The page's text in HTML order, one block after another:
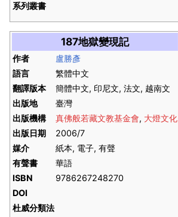
系列叢書
187地獄變現記
作者
盧勝彥
語言
繁體中文
翻譯版本
簡體中文, 印尼文, 法文, 越南文
出版地
臺灣
出版機構
真佛般若藏文教基金會, 大燈文化
出版日期
2006/7
媒介
紙本, 電子, 有聲
有聲書
華語
ISBN
9786267248270
DOI
杜威分類法